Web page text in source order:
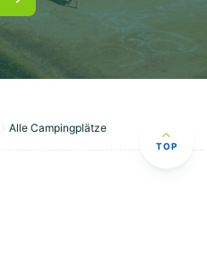
Alle Campingplätze
TOP